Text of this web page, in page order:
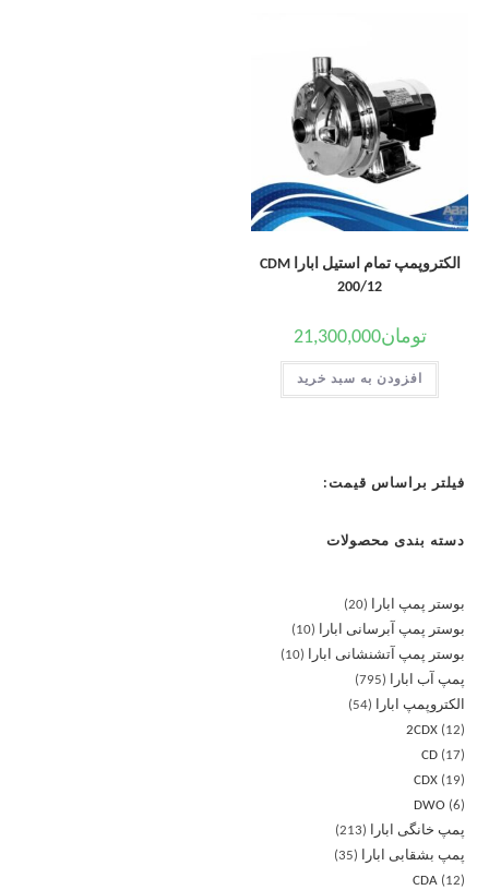
الکتروپمپ تمام استیل ابارا CDM
200/12
تومان21,300,000
افزودن به سبد خرید
فیلتر براساس قیمت:
دسته بندی محصولات
بوستر پمپ ابارا
20
بوستر پمپ آبرسانی ابارا
10
بوستر پمپ آتشنشانی ابارا
10
پمپ آب ابارا
795
الکتروپمپ ابارا
54
2CDX
12
CD
17
CDX
19
DWO
6
پمپ خانگی ابارا
213
پمپ بشقابی ابارا
35
CDA
12